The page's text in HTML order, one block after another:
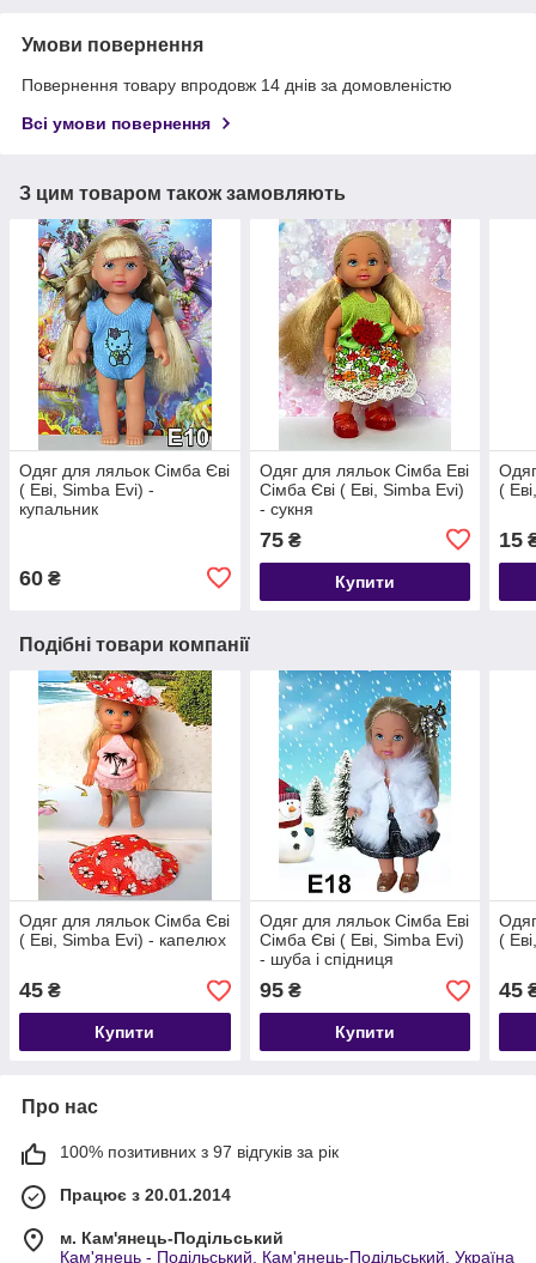
Умови повернення
Повернення товару впродовж 14 днів за домовленістю
Всі умови повернення
З цим товаром також замовляють
Одяг для ляльок Сімба Єві
( Еві, Simba Evi) -
купальник
60 ₴
Одяг для ляльок Сімба Еві
Сімба Єві ( Еві, Simba Evi)
- сукня
75₴
Купити
(
15
Подібні товари компанії
Одяг для ляльок Сімба Єві
( Еві, Simba Evi) - капелюх
45 ₴
Купити
Одяг для ляльок Сімба Еві
Сімба Єві ( Еві, Simba Evi)
- шуба і спідниця
95₴
Купити
(
45
Про нас
100% позитивних з 97 відгуків за рік
Працює з 20.01.2014
м. Кам'янець-Подільський
Кам'янець - Подільський, Кам'янець-Подільський, Україна